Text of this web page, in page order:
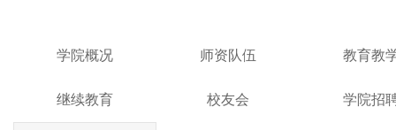
学院概况 师资队伍 教育教
继续教育 校友会 学院招